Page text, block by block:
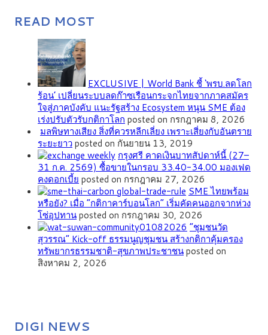
READ MOST
EXCLUSIVE | World Bank ชี้ ‘พรบ.ลดโลก
ร้อน’ เปลี่ยนระบบลดก๊าซเรือนกระจกไทยจากภาคสมัคร
ใจสู่ภาคบังคับ แนะรัฐสร้าง Ecosystem หนุน SME ต้อง
เร่งปรับตัวรับกติกาโลก posted on กรกฎาคม 8, 2026
มลพิษทางเสียง สิ่งที่ควรหลีกเลี่ยง เพราะเสี่ยงกับอันตราย
ระยะยาวposted on กันยายน 13, 2019
กรุงศรี คาดเงินบาทสัปดาห์นี้ (27–
31 ก.ค. 2569) ซื้อขายในกรอบ 33.40-34.00 มองเฟด
คงดอกเบี้ย posted on กรกฎาคม 27, 2026
SME ไทยพร้อม
หรือยัง? เมื่อ “กติกาคาร์บอนโลก” เริ่มคัดคนออกจากห่วง
โซ่อุปทานposted on กรกฎาคม 30, 2026
”ชุมชนวัด
สุวรรณ” Kick-off ธรรมนูญชุมชน สร้างกติกาคุ้มครอง
ทรัพยากรธรรมชาติ-สุขภาพประชาชนposted on
สิงหาคม 2, 2026
DIGI NEWS